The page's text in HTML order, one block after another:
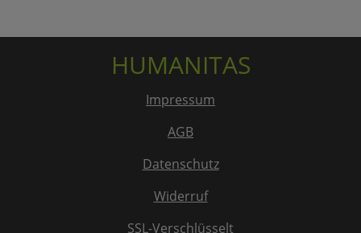
HUMANITAS
Impressum
AGB
Datenschutz
Widerruf
SSL-Verschlüsselt